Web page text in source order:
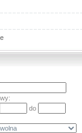
do